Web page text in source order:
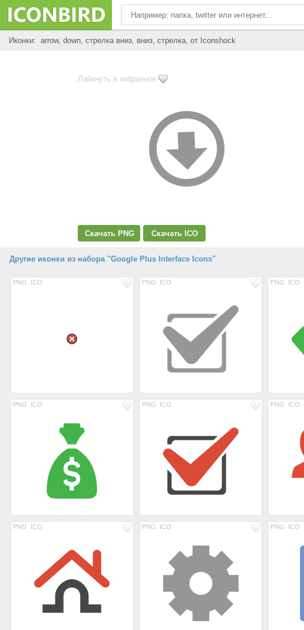
Иконки: arrow, down, стрелка вниз, вниз, стрелка, от Iconshock
Лайкнуть в избранное
Скачать PNG Скачать ICO
Другие иконки из набора "Google Plus Interface Icons"
PNG ICO PNG ICO PNG ICO
PNG ICO PNG ICO PNG ICO
PNG ICO PNG ICO PNG ICO